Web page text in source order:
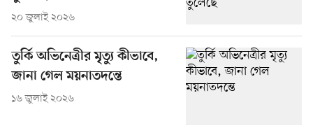
২০ জুলাই ২০২৬
তুর্কি অভিনেত্রীর মৃত্যু কীভাবে,
জানা গেল ময়নাতদন্তে
১৬ জুলাই ২০২৬